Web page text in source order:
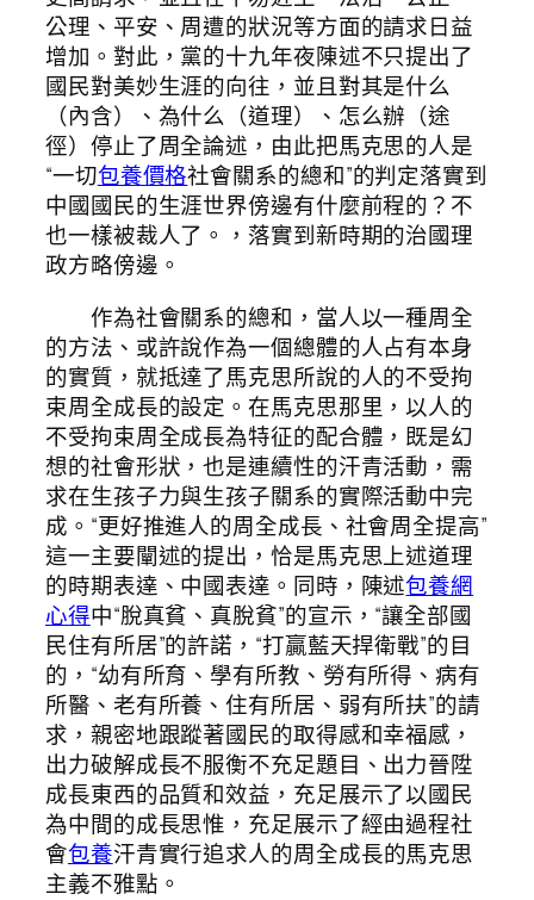
公理、平安、周遭的狀況等方面的請求日益
增加。對此，黨的十九年夜陳述不只提出了
國民對美妙生涯的向往，並且對其是什么
（內含）、為什么（道理）、怎么辦（途
徑）停止了周全論述，由此把馬克思的人是
“一切包養價格社會關系的總和”的判定落實到
中國國民的生涯世界傍邊有什麼前程的？不
也一樣被裁人了。，落實到新時期的治國理
政方略傍邊。
作為社會關系的總和，當人以一種周全
的方法、或許說作為一個總體的人占有本身
的實質，就抵達了馬克思所說的人的不受拘
束周全成長的設定。在馬克思那里，以人的
不受拘束周全成長為特征的配合體，既是幻
想的社會形狀，也是連續性的汗青活動，需
求在生孩子力與生孩子關系的實際活動中完
成。“更好推進人的周全成長、社會周全提高”
這一主要闡述的提出，恰是馬克思上述道理
的時期表達、中國表達。同時，陳述包養網
心得中“脫真貧、真脫貧”的宣示，“讓全部國
民住有所居”的許諾，“打贏藍天捍衛戰”的目
的，“幼有所育、學有所教、勞有所得、病有
所醫、老有所養、住有所居、弱有所扶”的請
求，親密地跟蹤著國民的取得感和幸福感，
出力破解成長不服衡不充足題目、出力晉陞
成長東西的品質和效益，充足展示了以國民
為中間的成長思惟，充足展示了經由過程社
會包養汗青實行追求人的周全成長的馬克思
主義不雅點。